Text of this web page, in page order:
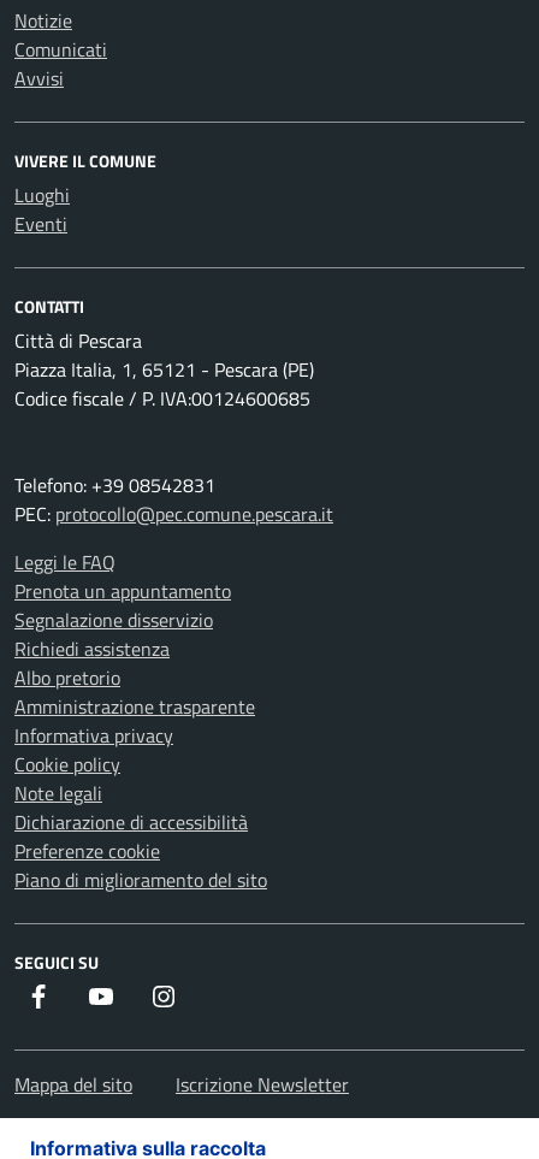
Notizie
Comunicati
Avvisi
VIVERE IL COMUNE
Luoghi
Eventi
CONTATTI
Città di Pescara
Piazza Italia, 1, 65121 - Pescara (PE)
Codice fiscale / P. IVA:00124600685
Telefono: +39 08542831
PEC: protocollo@pec.comune.pescara.it
Leggi le FAQ
Prenota un appuntamento
Segnalazione disservizio
Richiedi assistenza
Albo pretorio
Amministrazione trasparente
Informativa privacy
Cookie policy
Note legali
Dichiarazione di accessibilità
Preferenze cookie
Piano di miglioramento del sito
SEGUICI SU
Facebook Youtube
Mappa del sito Iscrizione Newsletter
Informativa sulla raccolta